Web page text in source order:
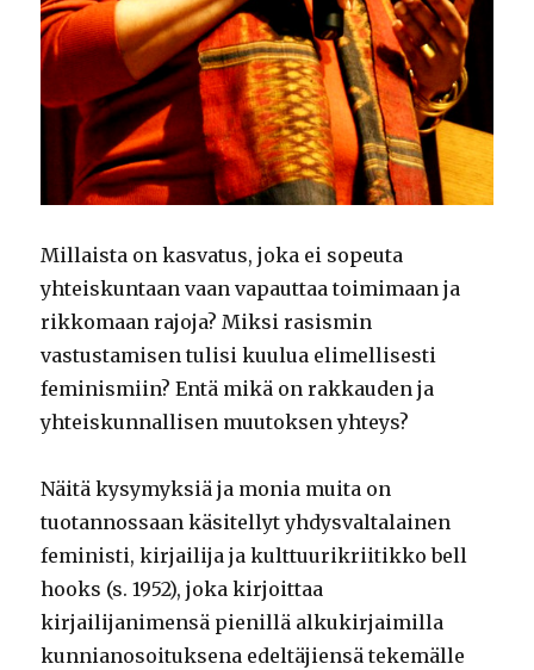
Millaista on kasvatus, joka ei sopeuta
yhteiskuntaan vaan vapauttaa toimimaan ja
rikkomaan rajoja? Miksi rasismin
vastustamisen tulisi kuulua elimellisesti
feminismiin? Entä mikä on rakkauden ja
yhteiskunnallisen muutoksen yhteys?
Näitä kysymyksiä ja monia muita on
tuotannossaan käsitellyt yhdysvaltalainen
feministi, kirjailija ja kulttuurikriitikko bell
hooks (s. 1952), joka kirjoittaa
kirjailijanimensä pienillä alkukirjaimilla
kunnianosoituksena edeltäjiensä tekemälle